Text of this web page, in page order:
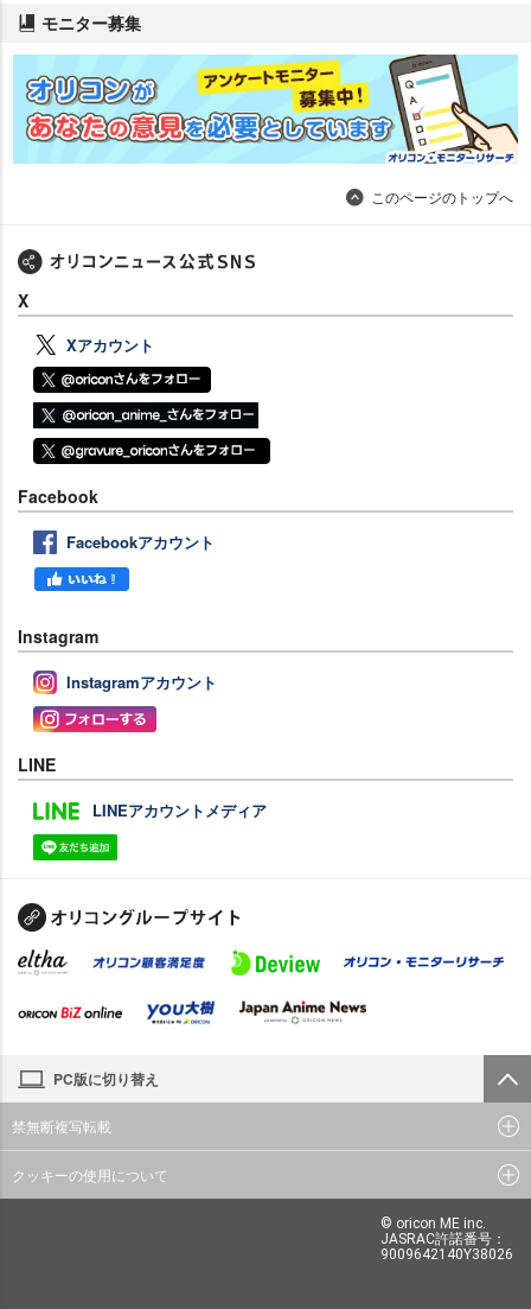
モニター募集
このページのトップへ
X
Xアカウント
Facebook
Facebookアカウント
Instagram
Instagramアカウント
LINE
LINEアカウントメディア
PC版に切り替え
禁無断複写転載
クッキーの使用について
© oricon ME inc.
JASRAC許諾番号：
9009642140Y38026